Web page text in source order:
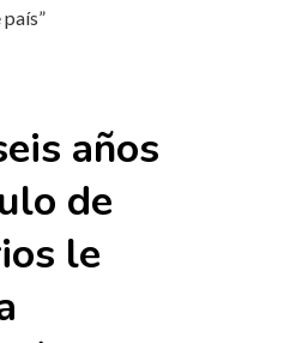
años
de
le